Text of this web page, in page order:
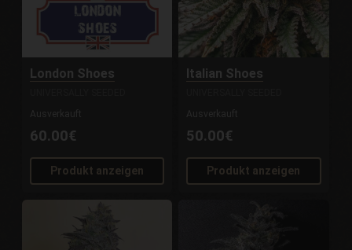
London Shoes
Ausverkauft
60.00€
Produkt anzeigen
Italian Shoes
Ausverkauft
50.00€
Produkt anzeigen